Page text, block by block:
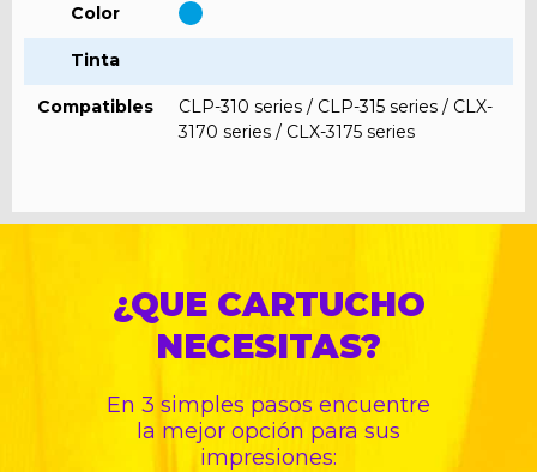
Color
Tinta
Compatibles
CLP-310 series / CLP-315 series / CLX-
3170 series / CLX-3175 series
¿QUE CARTUCHO
NECESITAS?
En 3 simples pasos encuentre
la mejor opción para sus
impresiones: